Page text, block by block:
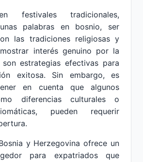
festivales tradicionales,
palabras en bosnio, ser
las tradiciones religiosas y
interés genuino por la
estrategias efectivas para
exitosa. Sin embargo, es
en cuenta que algunos
diferencias culturales o
pueden requerir
y Herzegovina ofrece un
para expatriados que